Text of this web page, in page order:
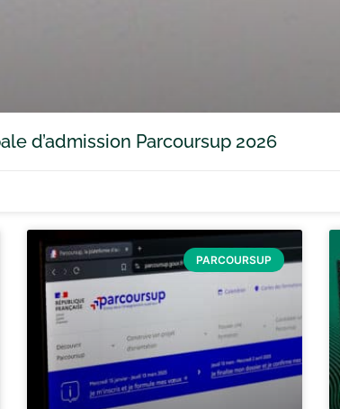
d’admission Parcoursup 2026
PARCOURSUP